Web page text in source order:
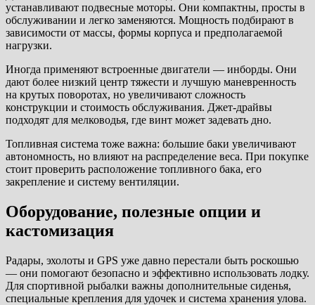
устанавливают подвесные моторы. Они компактны, просты в
обслуживании и легко заменяются. Мощность подбирают в
зависимости от массы, формы корпуса и предполагаемой
нагрузки.
Иногда применяют встроенные двигатели — инборды. Они
дают более низкий центр тяжести и лучшую маневренность
на крутых поворотах, но увеличивают сложность
конструкции и стоимость обслуживания. Джет-драйвы
подходят для мелководья, где винт может задевать дно.
Топливная система тоже важна: большие баки увеличивают
автономность, но влияют на распределение веса. При покупке
стоит проверить расположение топливного бака, его
закрепление и систему вентиляции.
Оборудование, полезные опции и
кастомизация
Радары, эхолоты и GPS уже давно перестали быть роскошью
— они помогают безопасно и эффективно использовать лодку.
Для спортивной рыбалки важны дополнительные сиденья,
специальные крепления для удочек и система хранения улова.